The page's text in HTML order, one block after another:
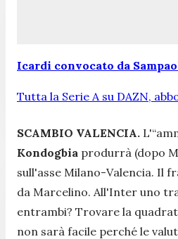
Icardi convocato da
Tutta la Serie A su DAZN,
SCAMBIO VALENCIA.
Kondogbia produrrà (dopo
sull'asse Milano-Valencia. Il
da Marcelino. All'Inter uno
entrambi? Trovare la
non sarà facile perché le